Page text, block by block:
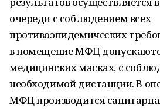
очереди с соблюдением всех
противоэпидемических
в помещение МФЦ
медицинских масках, с
необходимой дистанции. В
МФЦ производится